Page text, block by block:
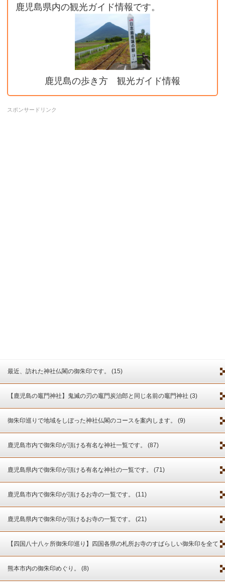
鹿児島県内の観光ガイド情報です。
鹿児島の歩き方 観光ガイド情報
スポンサードリンク
最近、訪れた神社仏閣の御朱印です。 (15)
【鹿児島の竈門神社】鬼滅の刃の竈門炭治郎と同じ名前の竈門神社 (3)
御朱印巡りで地域をしぼった神社仏閣のコースを案内します。 (9)
鹿児島市内で御朱印が頂ける有名な神社一覧です。 (87)
鹿児島県内で御朱印が頂ける有名な神社の一覧です。 (71)
鹿児島市内で御朱印が頂けるお寺の一覧です。 (11)
鹿児島県内で御朱印が頂けるお寺の一覧です。 (21)
【四国八十八ヶ所御朱印巡り】四国各県の札所お寺のすばらしい御朱印を全て
紹介します。 (4)
熊本市内の御朱印めぐり。 (8)